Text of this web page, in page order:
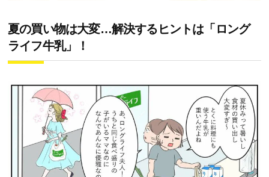
夏の買い物は大変…解決するヒントは「ロング
ライフ牛乳」！